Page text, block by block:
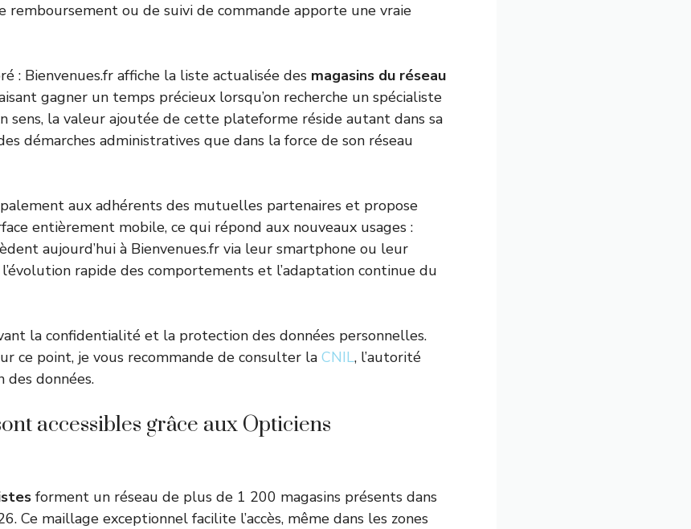
remboursement ou de suivi de commande apporte une vraie
: Bienvenues.fr affiche la liste actualisée des magasins du réseau
gagner un temps précieux lorsqu’on recherche un spécialiste
sens, la valeur ajoutée de cette plateforme réside autant dans sa
démarches administratives que dans la force de son réseau
aux adhérents des mutuelles partenaires et propose
entièrement mobile, ce qui répond aux nouveaux usages :
aujourd’hui à Bienvenues.fr via leur smartphone ou leur
rapide des comportements et l’adaptation continue du
la confidentialité et la protection des données personnelles.
ce point, je vous recommande de consulter la CNIL, l’autorité
des données.
accessibles grâce aux Opticiens
forment un réseau de plus de 1 200 magasins présents dans
Ce maillage exceptionnel facilite l’accès, même dans les zones